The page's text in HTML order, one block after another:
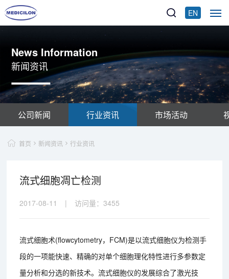
EN
News Information
新闻资讯
公司新闻 行业资讯 市场活动
首页 新闻资讯 行业资讯
流式细胞凋亡检测
2017-08-11 | 访问量：3455
流式细胞术(flowcytometry，FCM)是以流式细胞仪为检测手
段的一项能快速、精确的对单个细胞理化特性进行多参数定
量分析和分选的新技术。流式细胞仪的发展综合了激光技